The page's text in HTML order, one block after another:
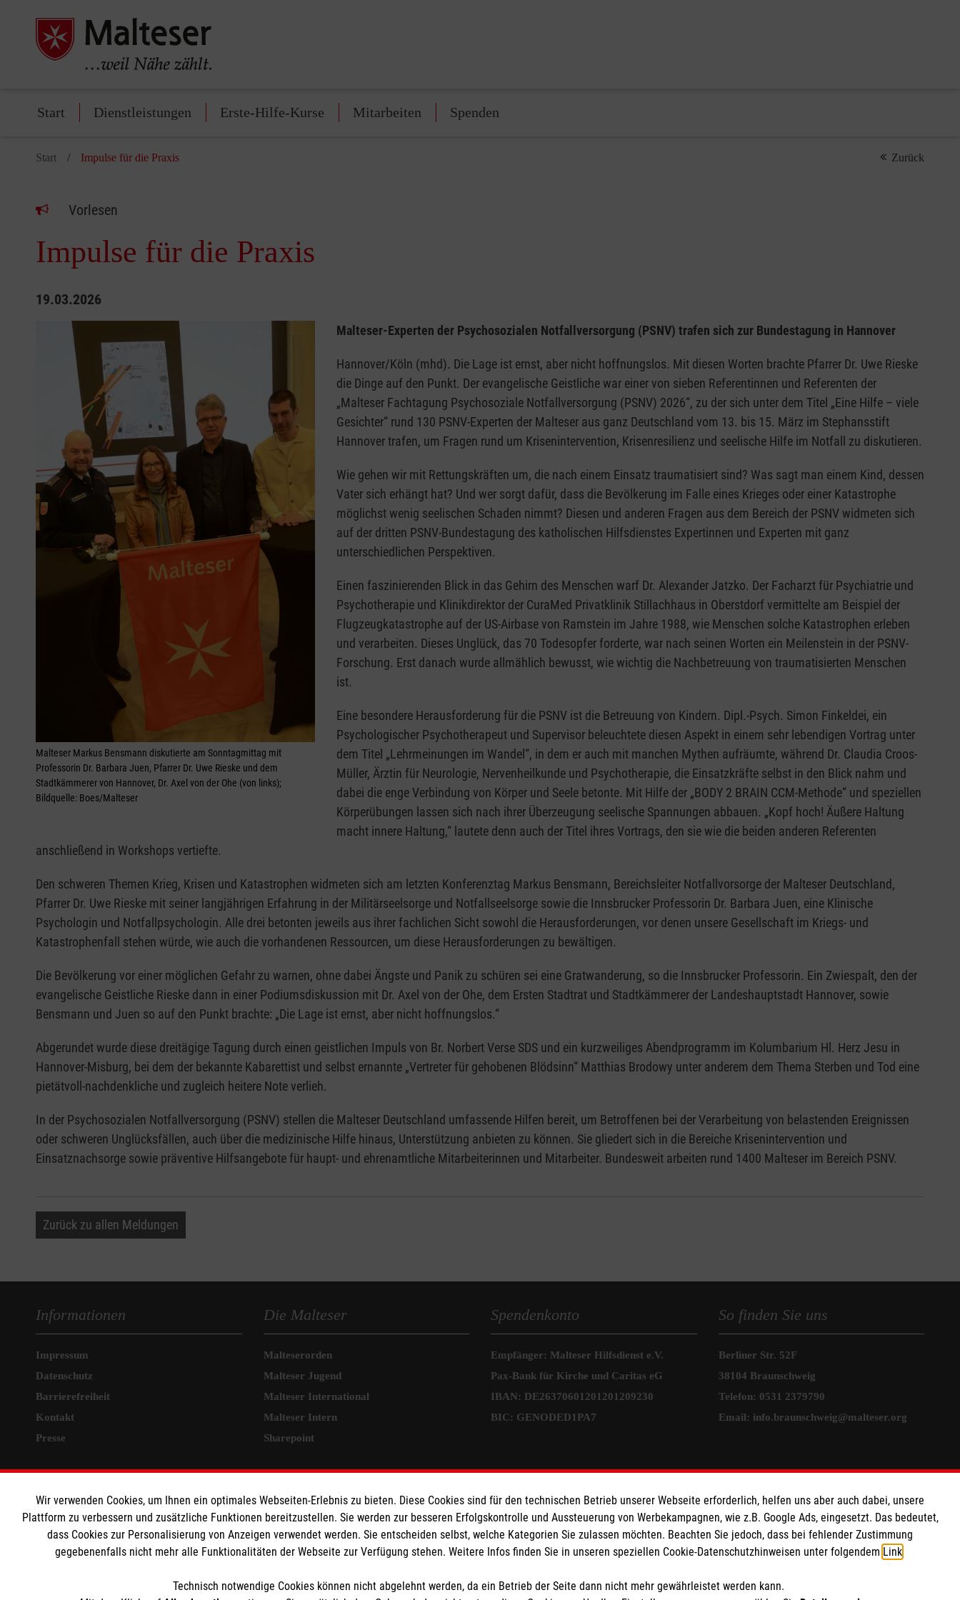
Start Dienstleistungen Erste-Hilfe-Kurse Mitarbeiten Spenden
Start Impulse für die Praxis Zurück
Vorlesen
Impulse für die Praxis
19.03.2026
Malteser Markus Bensmann diskutierte am Sonntagmittag mit
Professorin Dr. Barbara Juen, Pfarrer Dr. Uwe Rieske und dem
Stadtkämmerer von Hannover, Dr. Axel von der Ohe (von links);
Bildquelle: Boes/Malteser
Malteser-Experten der Psychosozialen Notfallversorgung (PSNV) trafen sich zur Bundestagung in Hannover
Hannover/Köln (mhd). Die Lage ist ernst, aber nicht hoffnungslos. Mit diesen Worten brachte Pfarrer Dr. Uwe Rieske
die Dinge auf den Punkt. Der evangelische Geistliche war einer von sieben Referentinnen und Referenten der
„Malteser Fachtagung Psychosoziale Notfallversorgung (PSNV) 2026“, zu der sich unter dem Titel „Eine Hilfe – viele
Gesichter“ rund 130 PSNV-Experten der Malteser aus ganz Deutschland vom 13. bis 15. März im Stephansstift
Hannover trafen, um Fragen rund um Krisenintervention, Krisenresilienz und seelische Hilfe im Notfall zu diskutieren.
Wie gehen wir mit Rettungskräften um, die nach einem Einsatz traumatisiert sind? Was sagt man einem Kind, dessen
Vater sich erhängt hat? Und wer sorgt dafür, dass die Bevölkerung im Falle eines Krieges oder einer Katastrophe
möglichst wenig seelischen Schaden nimmt? Diesen und anderen Fragen aus dem Bereich der PSNV widmeten sich
auf der dritten PSNV-Bundestagung des katholischen Hilfsdienstes Expertinnen und Experten mit ganz
unterschiedlichen Perspektiven.
Einen faszinierenden Blick in das Gehirn des Menschen warf Dr. Alexander Jatzko. Der Facharzt für Psychiatrie und
Psychotherapie und Klinikdirektor der CuraMed Privatklinik Stillachhaus in Oberstdorf vermittelte am Beispiel der
Flugzeugkatastrophe auf der US-Airbase von Ramstein im Jahre 1988, wie Menschen solche Katastrophen erleben
und verarbeiten. Dieses Unglück, das 70 Todesopfer forderte, war nach seinen Worten ein Meilenstein in der PSNV-
Forschung. Erst danach wurde allmählich bewusst, wie wichtig die Nachbetreuung von traumatisierten Menschen
ist.
Eine besondere Herausforderung für die PSNV ist die Betreuung von Kindern. Dipl.-Psych. Simon Finkeldei, ein
Psychologischer Psychotherapeut und Supervisor beleuchtete diesen Aspekt in einem sehr lebendigen Vortrag unter
dem Titel „Lehrmeinungen im Wandel“, in dem er auch mit manchen Mythen aufräumte, während Dr. Claudia Croos-
Müller, Ärztin für Neurologie, Nervenheilkunde und Psychotherapie, die Einsatzkräfte selbst in den Blick nahm und
dabei die enge Verbindung von Körper und Seele betonte. Mit Hilfe der „BODY 2 BRAIN CCM-Methode“ und speziellen
Körperübungen lassen sich nach ihrer Überzeugung seelische Spannungen abbauen. „Kopf hoch! Äußere Haltung
macht innere Haltung,“ lautete denn auch der Titel ihres Vortrags, den sie wie die beiden anderen Referenten
anschließend in Workshops vertiefte.
Den schweren Themen Krieg, Krisen und Katastrophen widmeten sich am letzten Konferenztag Markus Bensmann, Bereichsleiter Notfallvorsorge der Malteser Deutschland,
Pfarrer Dr. Uwe Rieske mit seiner langjährigen Erfahrung in der Militärseelsorge und Notfallseelsorge sowie die Innsbrucker Professorin Dr. Barbara Juen, eine Klinische
Psychologin und Notfallpsychologin. Alle drei betonten jeweils aus ihrer fachlichen Sicht sowohl die Herausforderungen, vor denen unsere Gesellschaft im Kriegs- und
Katastrophenfall stehen würde, wie auch die vorhandenen Ressourcen, um diese Herausforderungen zu bewältigen.
Die Bevölkerung vor einer möglichen Gefahr zu warnen, ohne dabei Ängste und Panik zu schüren sei eine Gratwanderung, so die Innsbrucker Professorin. Ein Zwiespalt, den der
evangelische Geistliche Rieske dann in einer Podiumsdiskussion mit Dr. Axel von der Ohe, dem Ersten Stadtrat und Stadtkämmerer der Landeshauptstadt Hannover, sowie
Bensmann und Juen so auf den Punkt brachte: „Die Lage ist ernst, aber nicht hoffnungslos.“
Abgerundet wurde diese dreitägige Tagung durch einen geistlichen Impuls von Br. Norbert Verse SDS und ein kurzweiliges Abendprogramm im Kolumbarium Hl. Herz Jesu in
Hannover-Misburg, bei dem der bekannte Kabarettist und selbst ernannte „Vertreter für gehobenen Blödsinn“ Matthias Brodowy unter anderem dem Thema Sterben und Tod eine
pietätvoll-nachdenkliche und zugleich heitere Note verlieh.
In der Psychosozialen Notfallversorgung (PSNV) stellen die Malteser Deutschland umfassende Hilfen bereit, um Betroffenen bei der Verarbeitung von belastenden Ereignissen
oder schweren Unglücksfällen, auch über die medizinische Hilfe hinaus, Unterstützung anbieten zu können. Sie gliedert sich in die Bereiche Krisenintervention und
Einsatznachsorge sowie präventive Hilfsangebote für haupt- und ehrenamtliche Mitarbeiterinnen und Mitarbeiter. Bundesweit arbeiten rund 1400 Malteser im Bereich PSNV.
Zurück zu allen Meldungen
Informationen
Impressum
Datenschutz
Barrierefreiheit
Kontakt
Presse
MPG Ansprechpartner
Den Beauftragten für
Medizinproduktesicherheit im Malteser
Rettungsdienst und den Einsatzdiensten der
Die Malteser
Malteserorden
Malteser Jugend
Malteser International
Malteser Intern
Sharepoint
Spendenkonto
Empfänger: Malteser Hilfsdienst e.V.
Pax-Bank für Kirche und Caritas eG
IBAN: DE26370601201201209230
BIC: GENODED1PA7
So finden Sie uns
Berliner Str. 52F
38104 Braunschweig
Telefon: 0531 2379790
Email: info.braunschweig@malteser.org
Wir verwenden Cookies, um Ihnen ein optimales Webseiten-Erlebnis zu bieten. Diese Cookies sind für den technischen Betrieb unserer Webseite erforderlich, helfen uns aber auch dabei, unsere
Plattform zu verbessern und zusätzliche Funktionen bereitzustellen. Sie werden zur besseren Erfolgskontrolle und Aussteuerung von Werbekampagnen, wie z.B. Google Ads, eingesetzt. Das bedeutet,
dass Cookies zur Personalisierung von Anzeigen verwendet werden. Sie entscheiden selbst, welche Kategorien Sie zulassen möchten. Beachten Sie jedoch, dass bei fehlender Zustimmung
gegebenenfalls nicht mehr alle Funktionalitäten der Webseite zur Verfügung stehen. Weitere Infos finden Sie in unseren speziellen Cookie-Datenschutzhinweisen unter folgendem Link
Technisch notwendige Cookies können nicht abgelehnt werden, da ein Betrieb der Seite dann nicht mehr gewährleistet werden kann.